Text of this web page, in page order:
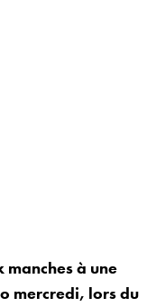
à une
mercredi, lors du